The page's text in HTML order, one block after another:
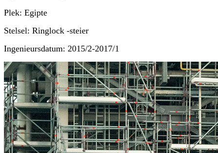
Plek: Egipte
Stelsel: Ringlock -steier
Ingenieursdatum: 2015/2-2017/1